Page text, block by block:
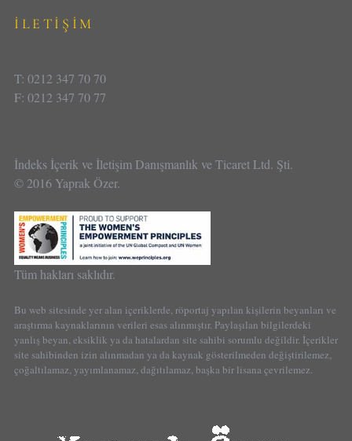
İLETİŞİM
T: 0212 347 70 70
F: 0212 347 70 77
İndeks İçerik ve İletişim Danışmanlık ve Ticaret Ltd. Şti.
© 2016 Yaprak Özer.
Tüm hakları saklıdır.
Bu web sitesinde yer alan içeriklerde, röportaj yapılan kişilerin beyanları ve
araştırma kaynaklarının verileri esas alınmıştır. Paylaşılan bilgilerdeki
yanlış beyan, eksiklik ya da hatalardan site sahibi sorumlu değildir. İçerikler
site sahibinden izin alınmadan ya da kaynak gösterilmeden değiştirilemez,
çoğaltılamaz, yayımlanamaz, dağıtılamaz, başka bir lisana çevrilemez.